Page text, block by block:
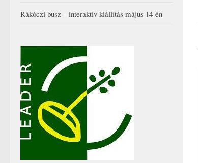
Rákóczi busz – interaktív kiállítás május 14-én